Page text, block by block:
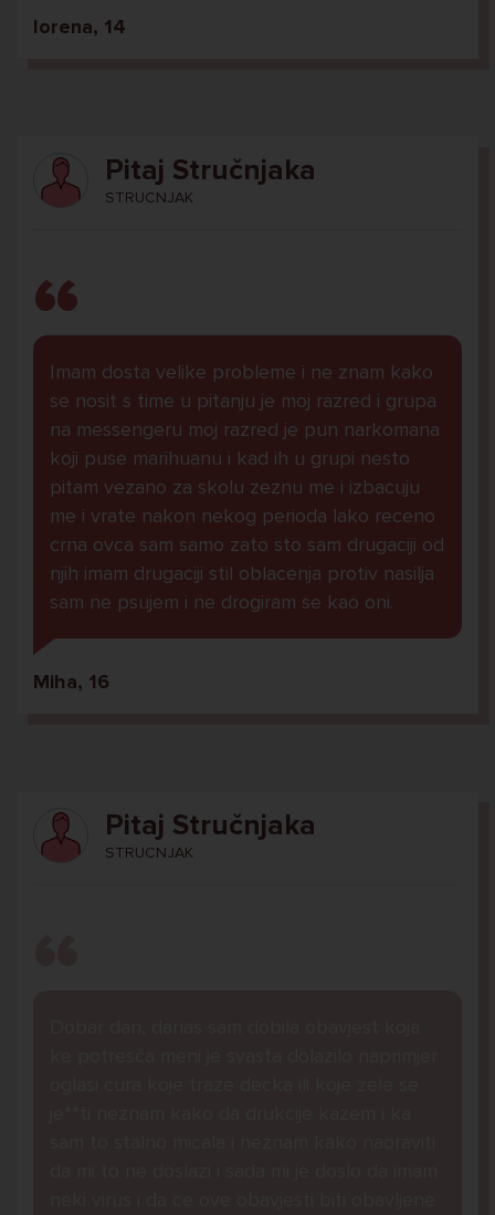
lorena, 14
Pitaj Stručnjaka
STRUCNJAK
Imam dosta velike probleme i ne znam kako
se nosit s time u pitanju je moj razred i grupa
na messengeru moj razred je pun narkomana
koji puse marihuanu i kad ih u grupi nesto
pitam vezano za skolu zeznu me i izbacuju
me i vrate nakon nekog perioda lako receno
crna ovca sam samo zato sto sam drugaciji od
njih imam drugaciji stil oblacenja protiv nasilja
sam ne psujem i ne drogiram se kao oni.
Miha, 16
Pitaj Stručnjaka
STRUCNJAK